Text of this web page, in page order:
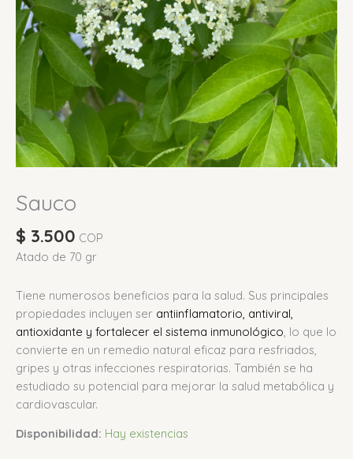
Sauco
$ 3.500 COP
Atado de 70 gr
Tiene numerosos beneficios para la salud. Sus principales
propiedades incluyen ser antiinflamatorio, antiviral,
antioxidante y fortalecer el sistema inmunológico , lo que lo
convierte en un remedio natural eficaz para resfriados,
gripes y otras infecciones respiratorias. También se ha
estudiado su potencial para mejorar la salud metabólica y
cardiovascular.
Disponibilidad: Hay existencias